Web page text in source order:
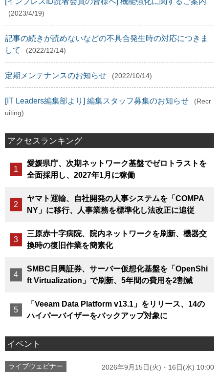
(2023/4/19)
記事の続きが読めないなどの不具合発生時の対応につきま
して
(2022/12/14)
定期メンテナンスのお知らせ (2022/10/14)
[IT Leaders編集部より] 編集スタッフ募集のお知らせ
(Recr
uiting)
アクセスランキング
愛媛県庁、次期ネットワーク基盤でゼロトラストを
全面採用し、2027年1月に稼働
ヤマト運輸、自社開発の人事システムを「COMPA
NY」に移行、人事業務を標準化し法改正に追従
三原赤十字病院、院内ネットワークを刷新、機器交
換時の復旧作業を簡素化
SMBC日興証券、サーバー仮想化基盤を「OpenShi
ft Virtualization」で刷新、5年間の費用を2割減
「Veeam Data Platform v13.1」をリリース、14の
ハイパーバイザーをバックアップ対象に
イベント
ライブウェビナー 2026年9月15日(火)・16日(水) 10:00